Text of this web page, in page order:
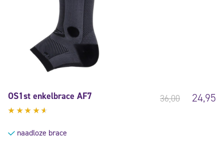
OS1st enkelbrace AF7 36,00 24,95
uit 5
naadloze brace